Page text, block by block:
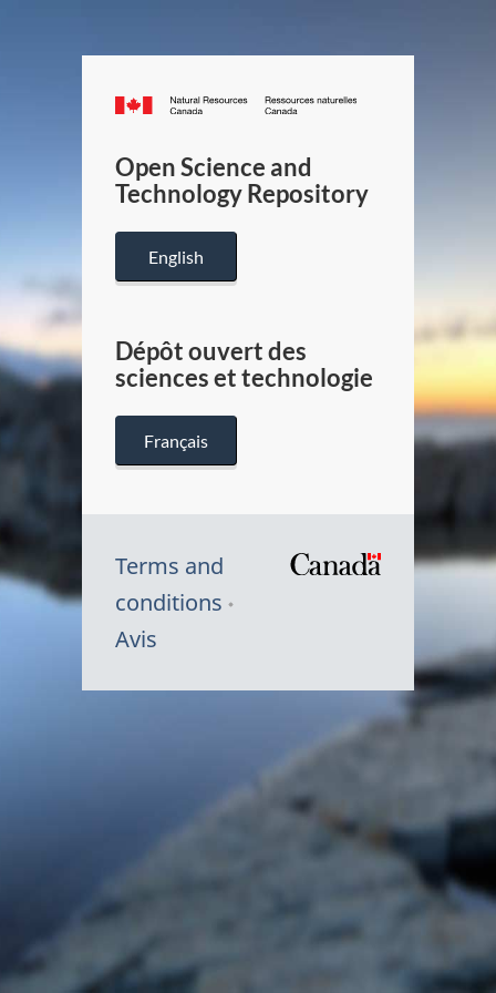
Canada.ca
/
Canada
Open Science and
Technology Repository
English
Dépôt ouvert des
sciences et technologie
Français
Terms and
conditions
Avis
du